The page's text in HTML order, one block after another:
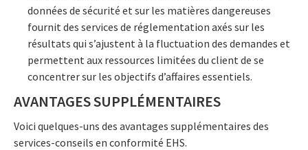
données de sécurité et sur les matières dangereuses
fournit des services de réglementation axés sur les
résultats qui s’ajustent à la fluctuation des demandes et
permettent aux ressources limitées du client de se
concentrer sur les objectifs d’affaires essentiels.
AVANTAGES SUPPLÉMENTAIRES
Voici quelques-uns des avantages supplémentaires des
services-conseils en conformité EHS.